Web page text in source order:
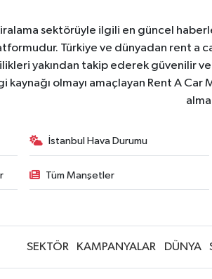
sektörüyle ilgili en güncel
Türkiye ve dünyadan rent
yakından takip ederek güvenilir
kaynağı olmayı amaçlayan Rent A
İstanbul Hava Durumu
Tüm Manşetler
SEKTÖR KAMPANYALAR DÜNYA